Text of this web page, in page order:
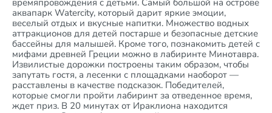
времяпровождения с детьми. Самый большой на острове
аквапарк Watercity, который дарит яркие эмоции,
веселый отдых и вкусные напитки. Множество водных
аттракционов для детей постарше и безопасные детские
бассейны для малышей. Кроме того, познакомить детей с
мифами древней Греции можно в лабиринте Минотавра.
Извилистые дорожки построены таким образом, чтобы
запутать гостя, а лесенки с площадками наоборот —
расставлены в качестве подсказок. Победителей,
которые смогли пройти лабиринт за отведенное время,
ждет приз. В 20 минутах от Ираклиона находится